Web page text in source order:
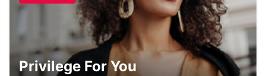
MAFIKENG
MAFIKENG - SOUTH AFRICA
Privilege For You